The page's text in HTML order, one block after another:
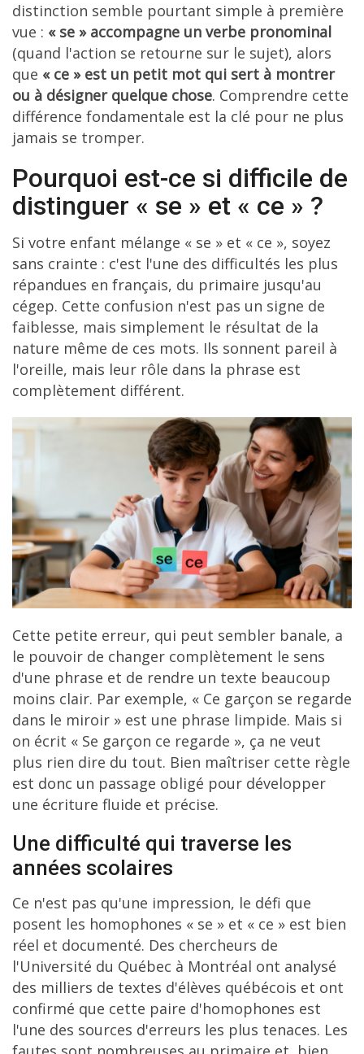
distinction semble pourtant simple à première
vue : « se » accompagne un verbe pronominal
(quand l'action se retourne sur le sujet), alors
que « ce » est un petit mot qui sert à montrer
ou à désigner quelque chose. Comprendre cette
différence fondamentale est la clé pour ne plus
jamais se tromper.
Pourquoi est-ce si difficile de
distinguer « se » et « ce » ?
Si votre enfant mélange « se » et « ce », soyez
sans crainte : c'est l'une des difficultés les plus
répandues en français, du primaire jusqu'au
cégep. Cette confusion n'est pas un signe de
faiblesse, mais simplement le résultat de la
nature même de ces mots. Ils sonnent pareil à
l'oreille, mais leur rôle dans la phrase est
complètement différent.
Cette petite erreur, qui peut sembler banale, a
le pouvoir de changer complètement le sens
d'une phrase et de rendre un texte beaucoup
moins clair. Par exemple, « Ce garçon se regarde
dans le miroir » est une phrase limpide. Mais si
on écrit « Se garçon ce regarde », ça ne veut
plus rien dire du tout. Bien maîtriser cette règle
est donc un passage obligé pour développer
une écriture fluide et précise.
Une difficulté qui traverse les
années scolaires
Ce n'est pas qu'une impression, le défi que
posent les homophones « se » et « ce » est bien
réel et documenté. Des chercheurs de
l'Université du Québec à Montréal ont analysé
des milliers de textes d'élèves québécois et ont
confirmé que cette paire d'homophones est
l'une des sources d'erreurs les plus tenaces. Les